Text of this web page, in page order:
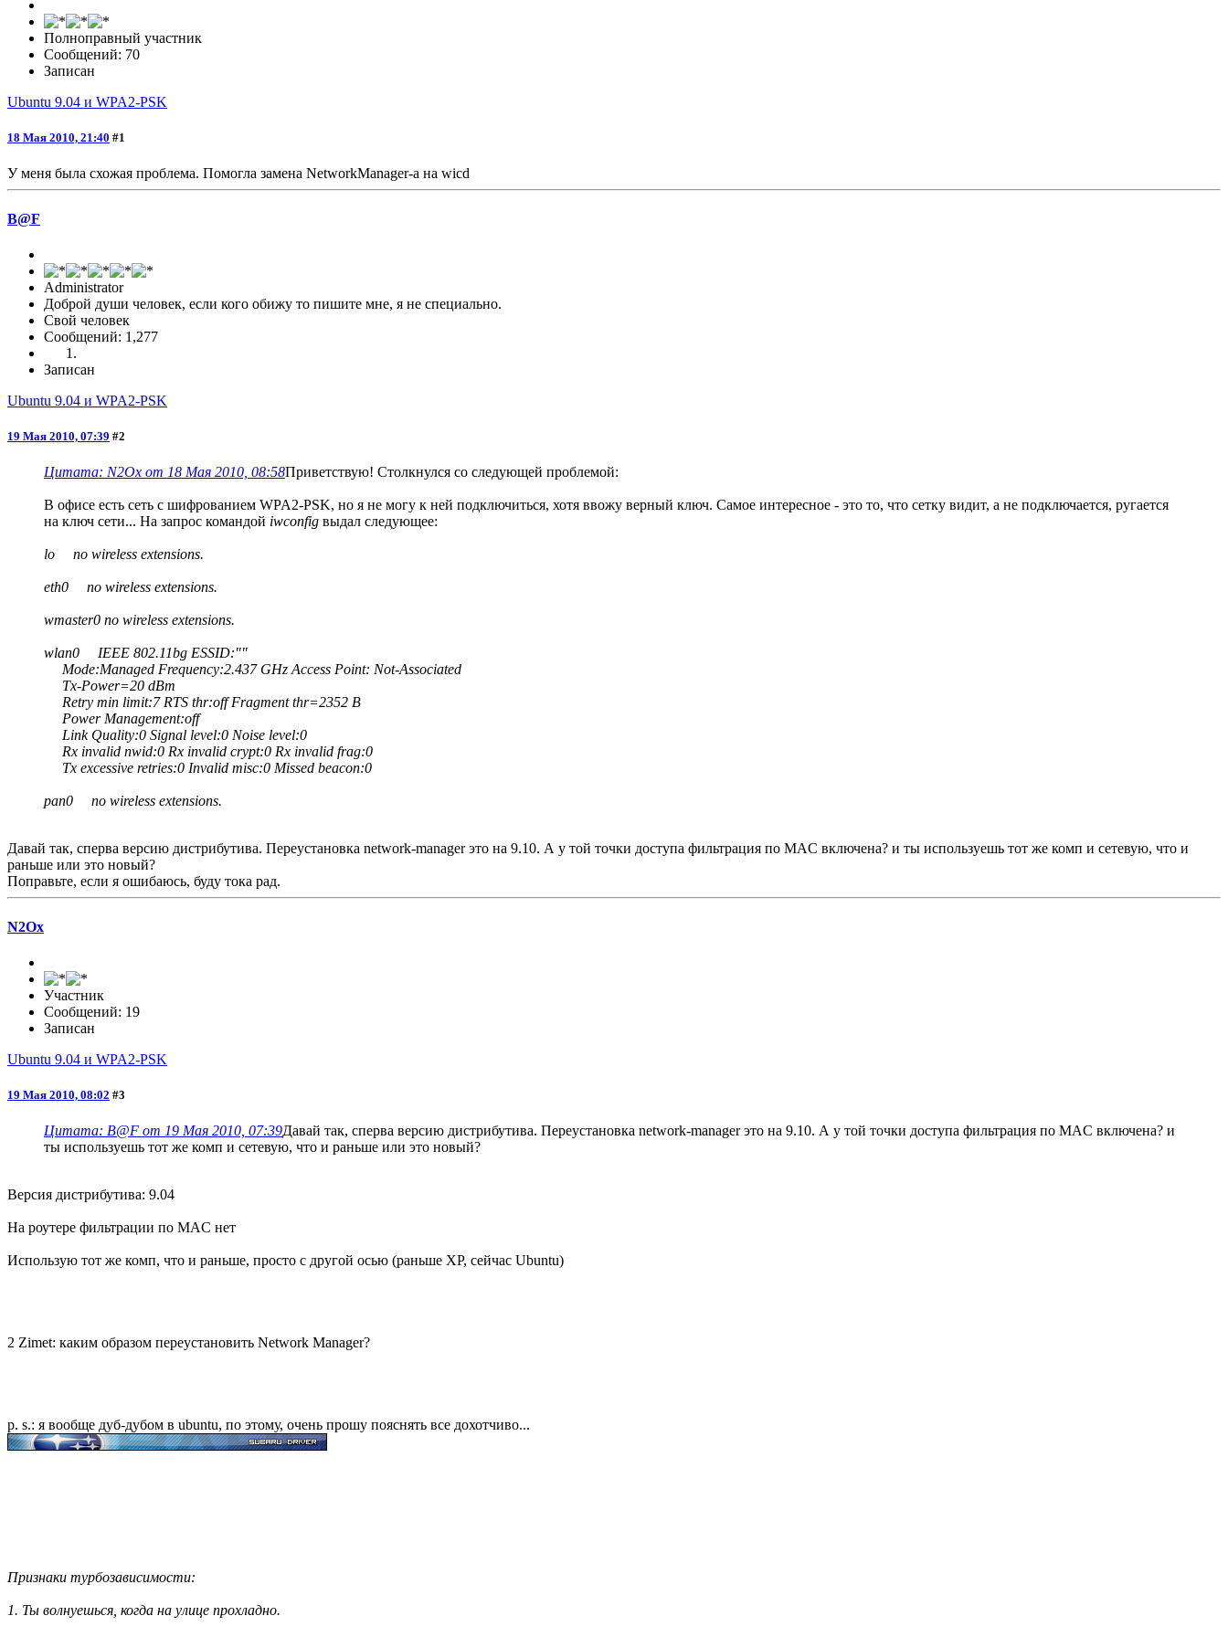
Полноправный участник
Сообщений: 70
Записан
Ubuntu 9.04 и WPA2-PSK
18 Мая 2010, 21:40 #1
У меня была схожая проблема. Помогла замена NetworkManager-а на wicd
B@F
Administrator
Доброй души человек, если кого обижу то пишите мне, я не специально.
Свой человек
Сообщений: 1,277
Записан
Ubuntu 9.04 и WPA2-PSK
19 Мая 2010, 07:39 #2
Цитата: N2Ox от 18 Мая 2010, 08:58Приветствую! Столкнулся со следующей проблемой:
В офисе есть сеть с шифрованием WPA2-PSK, но я не могу к ней подключиться, хотя ввожу верный ключ. Самое интересное - это то, что сетку видит, а не подключается, ругается
на ключ сети... На запрос командой iwconfig выдал следующее:
lo no wireless extensions.
eth0 no wireless extensions.
wmaster0 no wireless extensions.
wlan0 IEEE 802.11bg ESSID:""
Mode:Managed Frequency:2.437 GHz Access Point: Not-Associated
Tx-Power=20 dBm
Retry min limit:7 RTS thr:off Fragment thr=2352 B
Power Management:off
Link Quality:0 Signal level:0 Noise level:0
Rx invalid nwid:0 Rx invalid crypt:0 Rx invalid frag:0
Tx excessive retries:0 Invalid misc:0 Missed beacon:0
pan0 no wireless extensions.
Давай так, сперва версию дистрибутива. Переустановка network-manager это на 9.10. А у той точки доступа фильтрация по MAC включена? и ты используешь тот же комп и сетевую, что и
раньше или это новый?
Поправьте, если я ошибаюсь, буду тока рад.
N2Ox
Участник
Сообщений: 19
Записан
Ubuntu 9.04 и WPA2-PSK
19 Мая 2010, 08:02 #3
Цитата: B@F от 19 Мая 2010, 07:39Давай так, сперва версию дистрибутива. Переустановка network-manager это на 9.10. А у той точки доступа фильтрация по MAC включена? и
ты используешь тот же комп и сетевую, что и раньше или это новый?
Версия дистрибутива: 9.04
На роутере фильтрации по MAC нет
Использую тот же комп, что и раньше, просто с другой осью (раньше XP, сейчас Ubuntu)
2 Zimet: каким образом переустановить Network Manager?
p. s.: я вообще дуб-дубом в ubuntu, по этому, очень прошу пояснять все дохотчиво...
Признаки турбозависимости:
1. Ты волнуешься, когда на улице прохладно.